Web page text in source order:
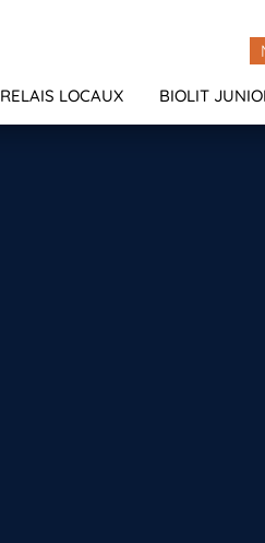
RELAIS LOCAUX BIOLIT